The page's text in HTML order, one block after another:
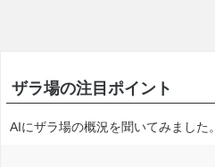
ザラ場の注目ポイント
AIにザラ場の概況を聞いてみました。